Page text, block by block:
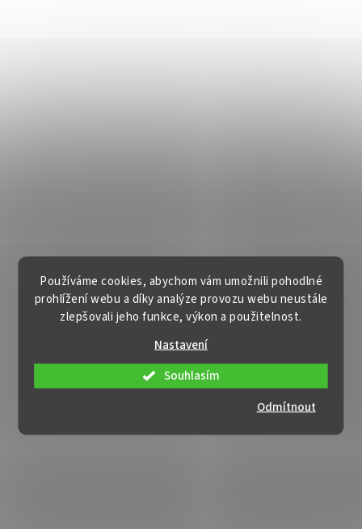
Používáme cookies, abychom vám umožnili pohodlné
prohlížení webu a díky analýze provozu webu neustále
zlepšovali jeho funkce, výkon a použitelnost.
Nastavení
Odmítnout
Souhlasím